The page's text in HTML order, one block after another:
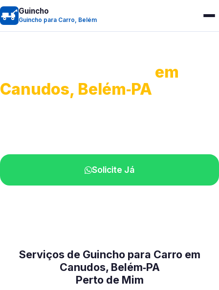
Guincho
Guincho para Carro, Belém
em
Canudos, Belém‑PA
Solicite Já
Serviços de Guincho para Carro em
Canudos, Belém‑PA
Perto de Mim